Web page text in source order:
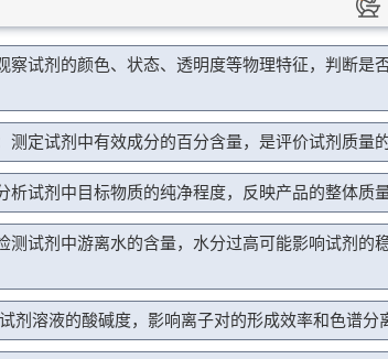
察试剂的颜色、状态、透明度等物理特征，判断是
测定试剂中有效成分的百分含量，是评价试剂质量
析试剂中目标物质的纯净程度，反映产品的整体质
测试剂中游离水的含量，水分过高可能影响试剂的
剂溶液的酸碱度，影响离子对的形成效率和色谱分